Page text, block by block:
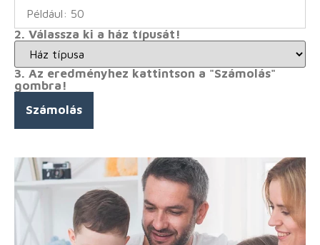
2. Válassza ki a ház típusát!
3. Az eredményhez kattintson a "Számolás"
gombra!
Számolás